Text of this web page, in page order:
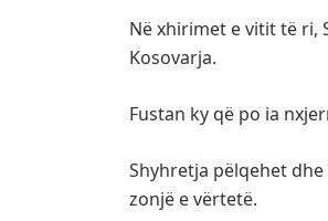
Në xhirimet e vitit të ri,
Kosovarja.
Fustan ky që po ia
Shyhretja pëlqehet
zonjë e vërtetë.